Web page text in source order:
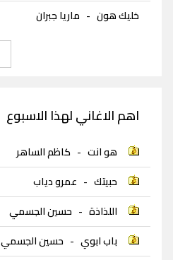
خليك هون - ماريا جبران
اهم الاغاني لهذا الاسبوع
هو انت - كاظم الساهر
حبيتك - عمرو دياب
اللذاذة - حسين الجسمي
باب ابوي - حسين الجسمي